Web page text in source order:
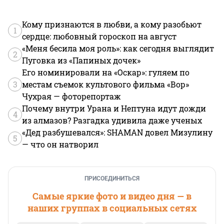
1
Кому признаются в любви, а кому разобьют
сердце: любовный гороскоп на август
2
«Меня бесила моя роль»: как сегодня выглядит
Пуговка из «Папиных дочек»
3
Его номинировали на «Оскар»: гуляем по
местам съемок культового фильма «Вор»
Чухрая — фоторепортаж
4
Почему внутри Урана и Нептуна идут дожди
из алмазов? Разгадка удивила даже ученых
5
«Дед разбушевался»: SHAMAN довел Мизулину
— что он натворил
ПРИСОЕДИНИТЬСЯ
Самые яркие фото и видео дня — в
наших группах в социальных сетях